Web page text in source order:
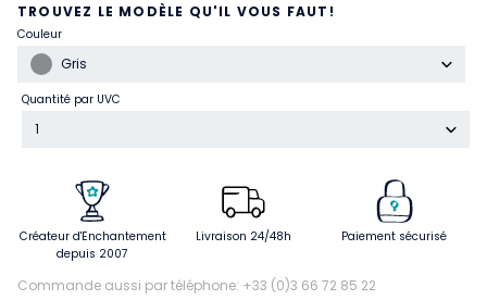
TROUVEZ LE MODÈLE QU'IL VOUS FAUT!
Couleur
Gris
Quantité par UVC
1
Créateur d'Enchantement
depuis 2007
Livraison 24/48h Paiement sécurisé
Commande aussi par téléphone: +33 (0)3 66 72 85 22